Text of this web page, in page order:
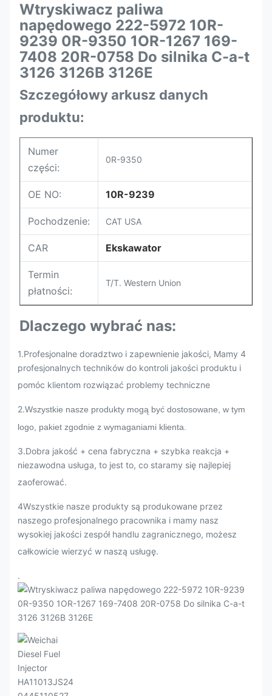
Wtryskiwacz paliwa
napędowego 222-5972 10R-
9239 0R-9350 1OR-1267 169-
7408 20R-0758 Do silnika C-a-t
3126 3126B 3126E
Szczegółowy arkusz danych
produktu:
Numer
części:
0R-9350
OE NO: 10R-9239
Pochodzenie: CAT USA
CAR Ekskawator
Termin
płatności:
T/T. Western Union
Dlaczego wybrać nas:
1.Profesjonalne doradztwo i zapewnienie jakości, Mamy 4
profesjonalnych techników do kontroli jakości produktu i
pomóc klientom rozwiązać problemy techniczne
2.Wszystkie nasze produkty mogą być dostosowane, w tym
logo, pakiet zgodnie z wymaganiami klienta.
3.Dobra jakość + cena fabryczna + szybka reakcja +
niezawodna usługa, to jest to, co staramy się najlepiej
zaoferować.
4Wszystkie nasze produkty są produkowane przez
naszego profesjonalnego pracownika i mamy nasz
wysokiej jakości zespół handlu zagranicznego, możesz
całkowicie wierzyć w naszą usługę.
.